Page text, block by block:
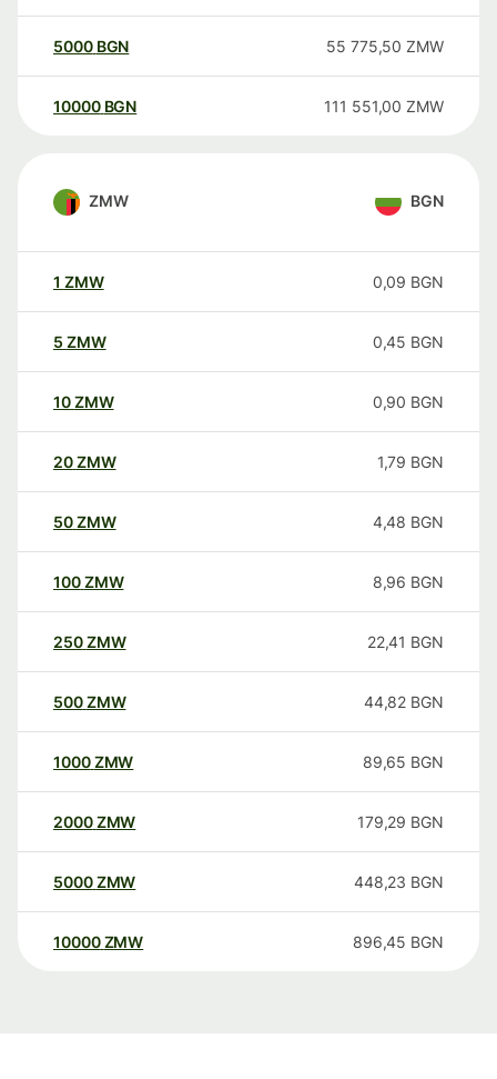
5000 BGN 55 775,50 ZMW
10000 BGN 111 551,00 ZMW
ZMW BGN
1 ZMW 0,09 BGN
5 ZMW 0,45 BGN
10ZMW 0,90 BGN
20ZMW 1,79 BGN
50ZMW 4,48 BGN
100ZMW 8,96 BGN
250ZMW 22,41 BGN
500ZMW 44,82 BGN
1000ZMW 89,65 BGN
2000ZMW 179,29 BGN
5000ZMW 448,23 BGN
10000 ZMW 896,45 BGN